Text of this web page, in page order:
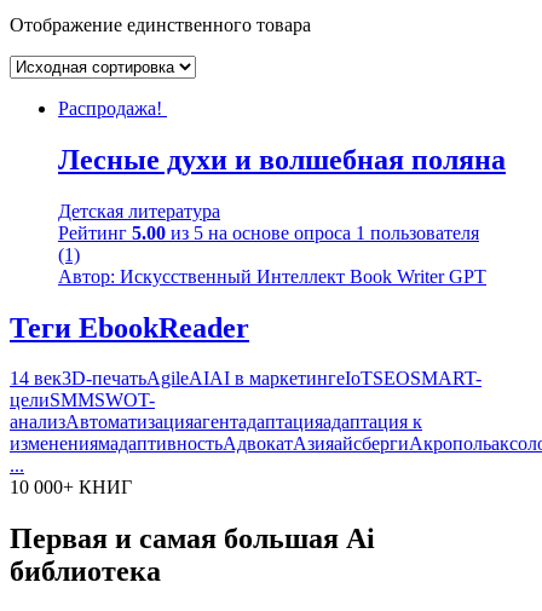
Отображение единственного товара
Распродажа!
Лесные духи и волшебная поляна
Детская литература
Рейтинг 5.00 из 5 на основе опроса 1 пользователя
(1)
Автор: Искусственный Интеллект Book Writer GPT
Теги EbookReader
14 век3D-печатьAgileAIAI в маркетингеIoTSEOSMART-
целиSMMSWOT-
анализАвтоматизацияагентадаптацияадаптация к
изменениямадаптивностьАдвокатАзияайсбергиАкрополь
...
10 000+ КНИГ
Первая и самая большая Ai
библиотека